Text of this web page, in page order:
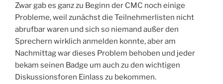
Zwar gab es ganz zu Beginn der CMC noch einige
Probleme, weil zunächst die Teilnehmerlisten nicht
abrufbar waren und sich so niemand außer den
Sprechern wirklich anmelden konnte, aber am
Nachmittag war dieses Problem behoben und jeder
bekam seinen Badge um auch zu den wichtigen
Diskussionsforen Einlass zu bekommen.